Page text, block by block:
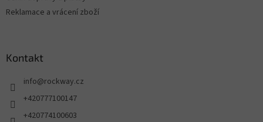
Reklamace a vrácení zboží
Kontakt
info@rockway.cz
+420777100147
+420774100603